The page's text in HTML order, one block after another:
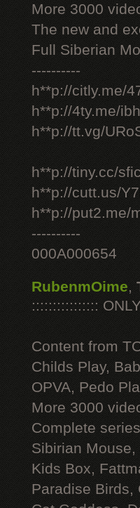
More 3000
The new and
Full Siberian
----------
h**p://citly.me/
h**p://4ty.me/
h**p://tt.vg/
h**p://tiny.cc/
h**p://cutt.us/
h**p://put2.me/
----------
000A000654
RubenmOime,
::::::::::::::::
Content from
Childs Play,
OPVA, Pedo
More 3000
Complete
Sibirian
Kids Box,
Paradise Birds,